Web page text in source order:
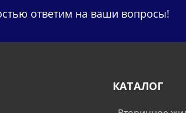
ответим на ваши вопросы!
КАТАЛОГ